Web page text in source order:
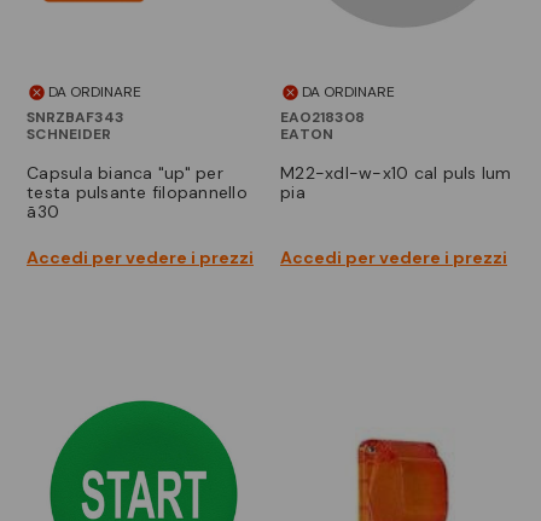
DA ORDINARE
SNRZBAF343
SCHNEIDER
capsula bianca "up" per
testa pulsante filopannello
ã30
Accedi per vedere i prezzi
DA ORDINARE
EAO218308
EATON
m22-xdl-w-x10 cal puls lum
pia
Accedi per vedere i prezzi